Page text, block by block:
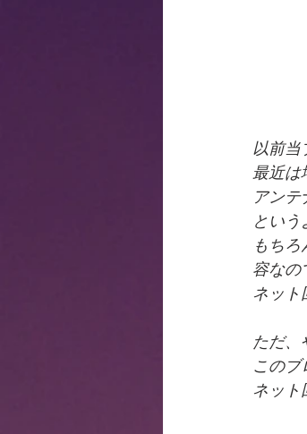
以前当
最近は
アン
という
もち
容なの
ネット
ただ、
このブ
ネット